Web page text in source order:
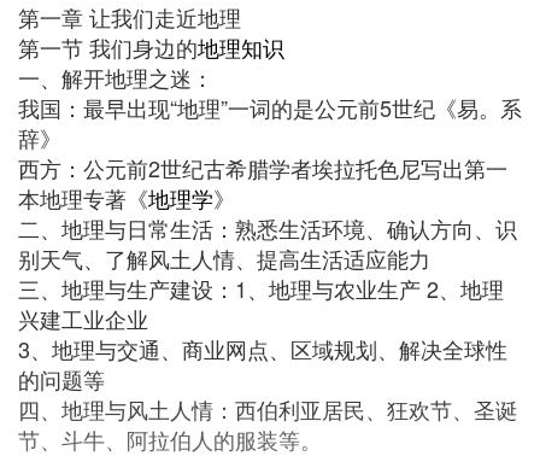
第一章 让我们走近地理
第一节 我们身边的地理知识
一、解开地理之迷：
我国：最早出现“地理”一词的是公元前5世纪《易。系
辞》
西方：公元前2世纪古希腊学者埃拉托色尼写出第一
本地理专著《地理学》
二、地理与日常生活：熟悉生活环境、确认方向、识
别天气、了解风土人情、提高生活适应能力
三、地理与生产建设：1、地理与农业生产 2、地理
兴建工业企业
3、地理与交通、商业网点、区域规划、解决全球性
的问题等
四、地理与风土人情：西伯利亚居民、狂欢节、圣诞
节、斗牛、阿拉伯人的服装等。